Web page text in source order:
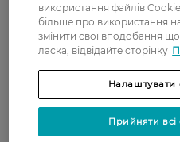
Ірина
13 лютого, 2025
Мне крем
Приятная
жирности,
використання файлів
більше про використання
змінити свої вподобання
ласка, відвідайте сторінку
Прийняти